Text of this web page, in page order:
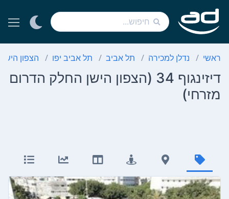
ראשי נדלן למכירה תל אביב תל אביב יפו הצפון
דיזינגוף 34 (הצפון הישן החלק הדרום
מזרחי)